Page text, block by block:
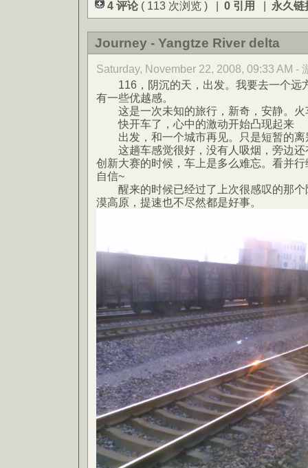
4 评论 ( 113 次浏览 ) | 0 引用 | 永久链
Journey - Yangtze River delta
Saturday, November 22, 2008, 09:33 AM -
116，阴沉的天，出发。我要去一个远
有一些优越感。
这是一次未知的旅行，新奇，安静。火
快开车了，心中的激动开始凸现起来
出发，和一个城市再见。只是短暂的离
这趟车感觉很好，没有人吸烟，旁边还
创新大赛的时候，车上是多么难忘。看并
自信~
醒来的时候已经过了上次很感叹的那个
漠高原，提速也不尽然都是好事。